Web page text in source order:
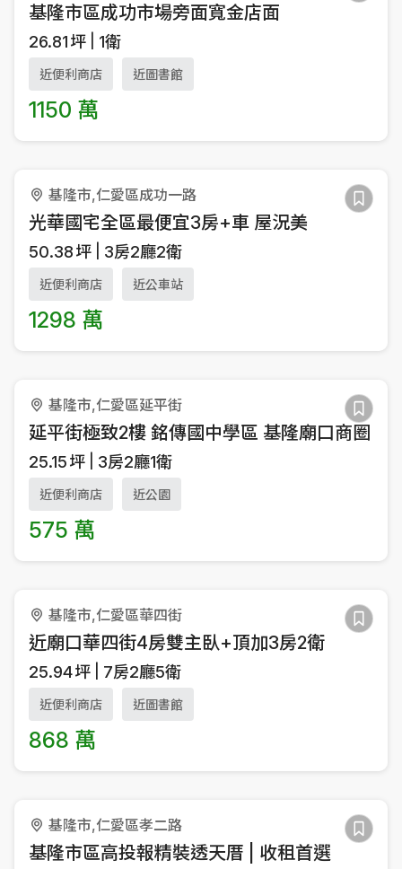
基隆市區成功市場旁面寬金店面
26.81坪 1衛
近便利商店 近圖書館
1150 萬
基隆市,仁愛區成功一路
光華國宅全區最便宜3房+車 屋況美
50.38坪 3房2廳2衛
近便利商店 近公車站
1298 萬
基隆市,仁愛區延平街
延平街極致2樓 銘傳國中學區 基隆廟口商圈
25.15坪 3房2廳1衛
近便利商店 近公園
575 萬
基隆市,仁愛區華四街
近廟口華四街4房雙主臥+頂加3房2衛
25.94坪 7房2廳5衛
近便利商店 近圖書館
868 萬
基隆市,仁愛區孝二路
基隆市區高投報精裝透天厝 | 收租首選